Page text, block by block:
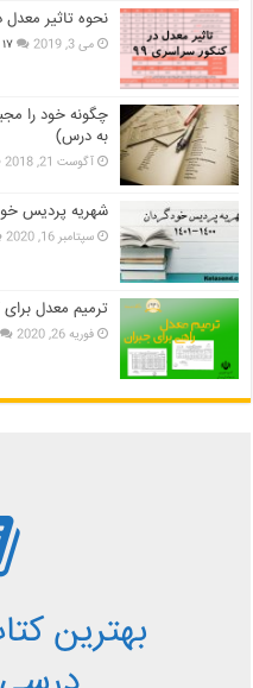
نحوه تاثیر معدل در کنکور
می 3, 2019 ۱۷
به درس)
آگوست 21, 2018
شهریه پردیس خودگردان
سپتامبر 16, 2020
ترمیم معدل برای کنکور ۹۹ و نحوه
فوریه 26, 2020
بهترین
بررسی
کمک
معرفی کتاب های کمک